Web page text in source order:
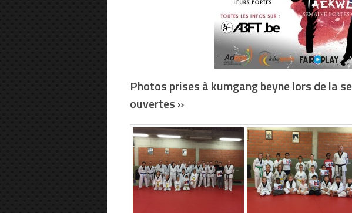
Photos prises à kumgang beyne lors de la
ouvertes »